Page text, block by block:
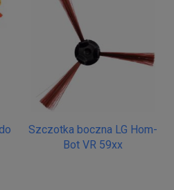
Szczotka boczna LG Hom-
Bot VR 59xx